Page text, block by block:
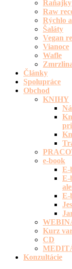
Raňajky
Raw
Rýchlo
Šaláty
Vegan
Vianoce
Wafle
Články
Spolupráce
Obchod
KNIHY
e-book
E-
E-
E-
Kurz
CD
Konzultácie